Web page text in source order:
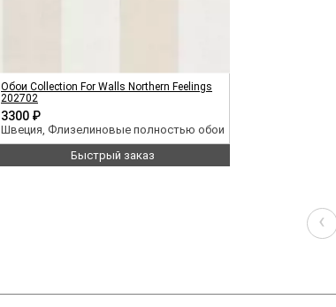
Обои Collection For Walls Northern Feelings
202702
3300 ₽
Швеция, Флизелиновые полностью обои
Быстрый заказ
‹